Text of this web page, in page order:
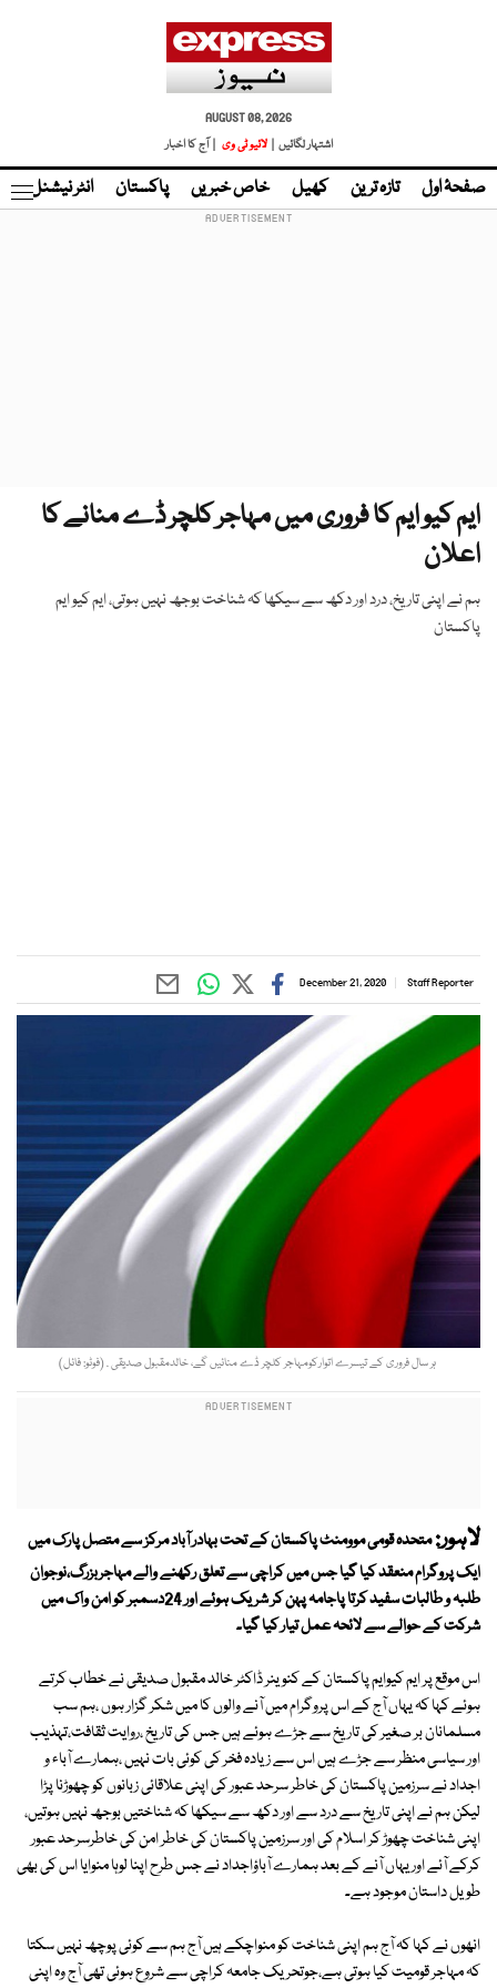
AUGUST 08, 2026
اشتہار لگائیں |
لائیو ٹی وی | آج کا اخبار
صفحۂ اول تازہ ترین کھیل خاص خبریں پاکستان انٹر نیشنل
ایم کیو ایم کا فروری میں مہاجر کلچر ڈے منانے کا
اعلان
ہم نے اپنی تاریخ، درد اور دکھ سے سیکھا کہ شناخت بوجھ نہیں ہوتی، ایم کیو ایم
پاکستان
Staff Reporter
December 21, 2020
ہر سال فروری کے تیسرے اتوارکومہاجر کلچر ڈے منائیں گے، خالدمقبول صدیقی . (فوٹو: فائل)
لاہور:متحدہ قومی موومنٹ پاکستان کے تحت بہادر آباد مرکز سے متصل پارک میں
ایک پروگرام منعقد کیا گیا جس میں کراچی سے تعلق رکھنے والے مہاجربزرگ،نوجوان
طلبہ و طالبات سفید کرتا پاجامہ پہن کر شریک ہوئے اور 24دسمبر کو امن واک میں
شرکت کے حوالے سے لائحہ عمل تیار کیا گیا۔
اس موقع پر ایم کیوایم پاکستان کے کنوینر ڈاکٹر خالد مقبول صدیقی نے خطاب کرتے
ہوئے کہا کہ یہاں آج کے اس پروگرام میں آنے والوں کا میں شکر گزار ہوں ،ہم سب
مسلمانان بر صغیر کی تاریخ سے جڑے ہوئے ہیں جس کی تاریخ ،روایت ثقافت،تہذیب
اور سیاسی منظر سے جڑے ہیں اس سے زیادہ فخر کی کوئی بات نہیں ،ہمارے آباء و
اجداد نے سرزمین پاکستان کی خاطر سرحد عبور کی اپنی علاقائی زبانوں کو چھوڑنا پڑا
لیکن ہم نے اپنی تاریخ سے درد سے اور دکھ سے سیکھا کہ شناختیں بوجھ نہیں ہوتیں،
اپنی شناخت چھوڑ کر اسلام کی اور سرزمین پاکستان کی خاطر امن کی خاطرسرحد عبور
کرکے آئے اور یہاں آنے کے بعد ہمارے آباؤاجداد نے جس طرح اپنا لوہا منوایا اس کی بھی
طویل داستان موجود ہے۔
انھوں نے کہا کہ آج ہم اپنی شناخت کو منواچکے ہیں آج ہم سے کوئی پوچھ نہیں سکتا
کہ مہاجر قومیت کیا ہوتی ہے،جوتحریک جامعہ کراچی سے شروع ہوئی تھی آج وہ اپنی